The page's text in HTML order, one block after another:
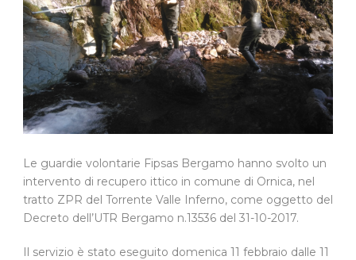
Le guardie volontarie Fipsas Bergamo hanno svolto un
intervento di recupero ittico in comune di Ornica, nel
tratto ZPR del Torrente Valle Inferno, come oggetto del
Decreto dell’UTR Bergamo n.13536 del 31-10-2017.
Il servizio è stato eseguito domenica 11 febbraio dalle 11